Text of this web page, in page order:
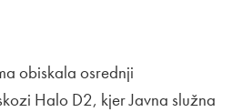
obiskala osrednji
Halo D2, kjer Javna služna